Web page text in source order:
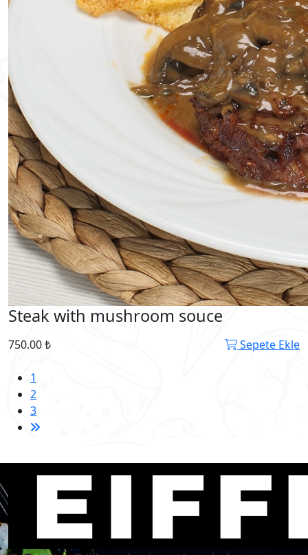
Steak with mushroom souce
750.00 ₺ Sepete Ekle
1
2
3